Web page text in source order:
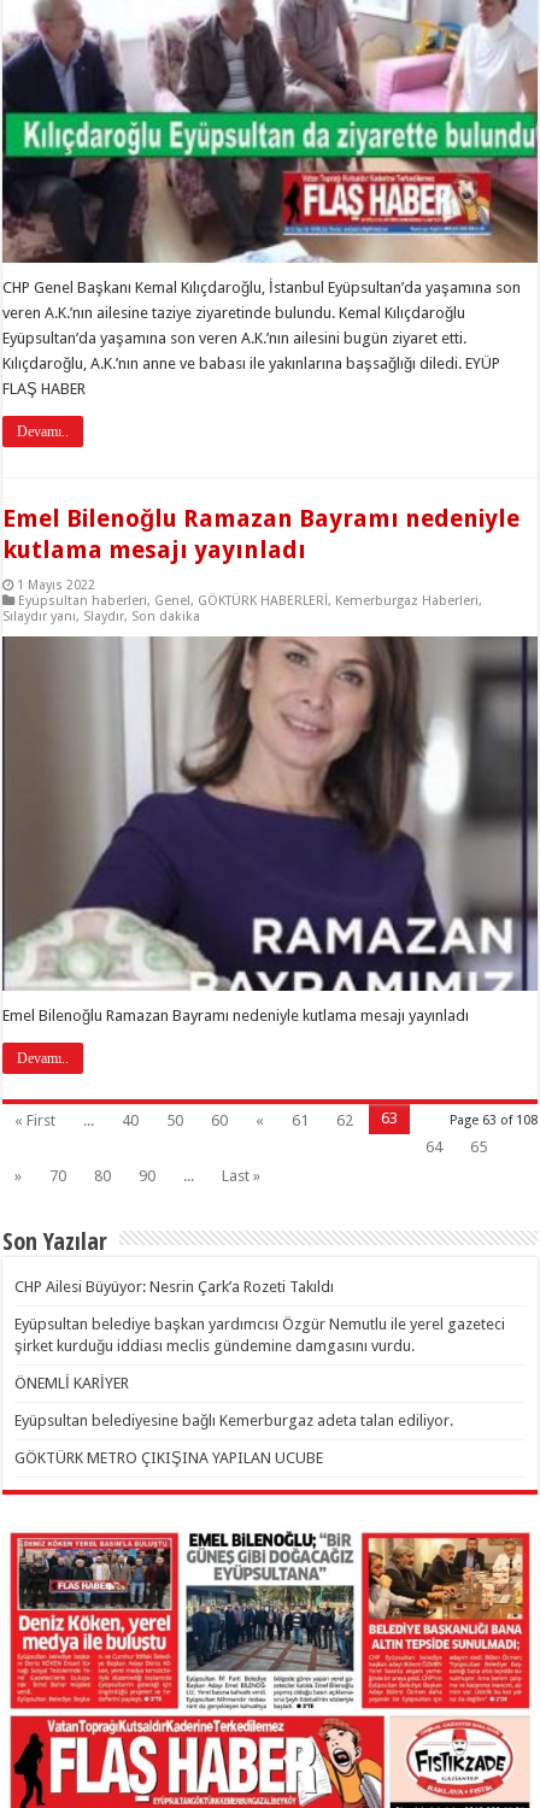
CHP Genel Başkanı Kemal Kılıçdaroğlu, İstanbul Eyüpsultan’da yaşamına son
veren A.K.’nın ailesine taziye ziyaretinde bulundu. Kemal Kılıçdaroğlu
Eyüpsultan’da yaşamına son veren A.K.’nın ailesini bugün ziyaret etti.
Kılıçdaroğlu, A.K.’nın anne ve babası ile yakınlarına başsağlığı diledi. EYÜP
FLAŞ HABER
Devamı..
Emel Bilenoğlu Ramazan Bayramı nedeniyle
kutlama mesajı yayınladı
1 Mayıs 2022
Eyüpsultan haberleri, Genel, GÖKTÜRK HABERLERİ, Kemerburgaz Haberleri,
Sılaydır yanı, Slaydır, Son dakika
Emel Bilenoğlu Ramazan Bayramı nedeniyle kutlama mesajı yayınladı
Devamı..
Page 63 of 108
« First ... 40 50 60 « 61 62
63
64
65
»
70 80 90 ... Last »
Son Yazılar
CHP Ailesi Büyüyor: Nesrin Çark’a Rozeti Takıldı
Eyüpsultan belediye başkan yardımcısı Özgür Nemutlu ile yerel gazeteci
şirket kurduğu iddiası meclis gündemine damgasını vurdu.
ÖNEMLİ KARİYER
Eyüpsultan belediyesine bağlı Kemerburgaz adeta talan ediliyor.
GÖKTÜRK METRO ÇIKIŞINA YAPILAN UCUBE